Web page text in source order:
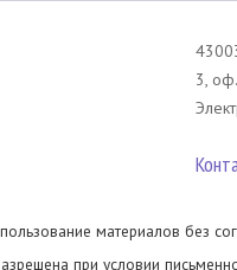
3,
материалов без
при условии